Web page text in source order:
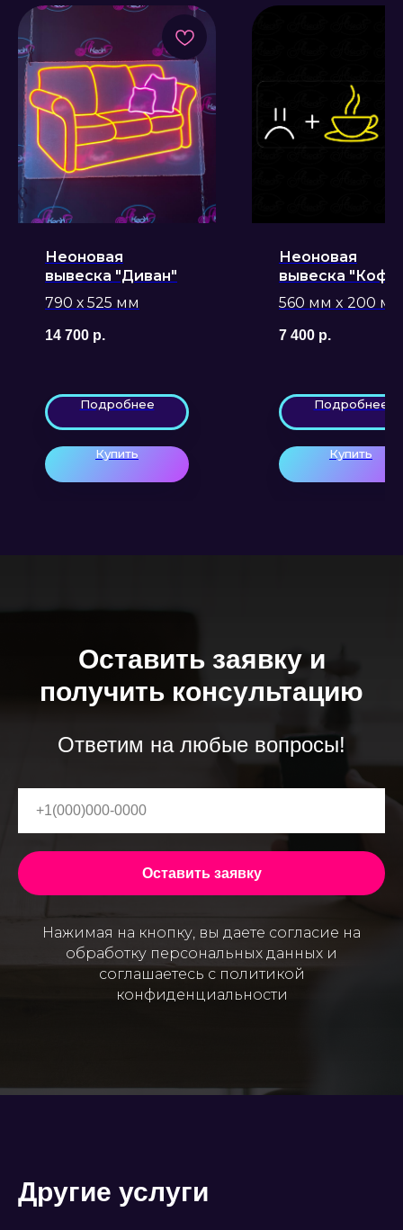
Неоновая
вывеска "Диван"
790 х 525 мм
14 700 р.
Подробнее
Купить
Неоновая
вывеска "Кофе
смайлики"
560 мм x 200 мм
7 400 р.
Подробнее
Купить
Оставить заявку и
получить консультацию
Ответим на любые вопросы!
Оставить заявку
Нажимая на кнопку, вы даете согласие на
обработку персональных данных и
соглашаетесь c политикой
конфиденциальности
Другие услуги